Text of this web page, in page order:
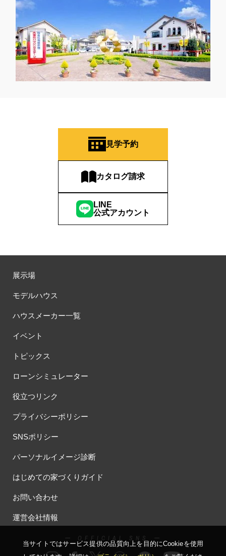
見学予約
カタログ請求
LINE
公式アカウント
展示場
モデルハウス
ハウスメーカー一覧
イベント
トピックス
ローンシミュレーター
役立つリンク
プライバシーポリシー
SNSポリシー
パーソナルイメージ診断
はじめての家づくりガイド
お問い合わせ
運営会社情報
ー OFFICIAL SNS ー
当サイトではサービス提供の品質向上を⽬的にCookieを使⽤